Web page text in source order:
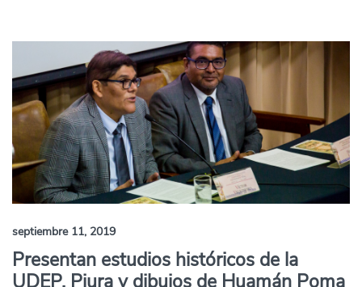
septiembre 11, 2019
Presentan estudios históricos de la
UDEP, Piura y dibujos de Huamán Poma